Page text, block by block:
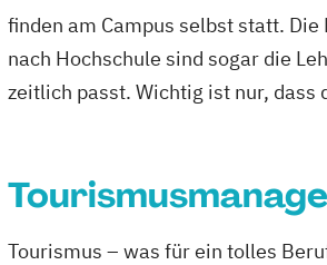
finden am Campus selbst statt.
nach Hochschule sind sogar die
zeitlich passt. Wichtig ist nur, dass
Tourismus – was für ein tolles